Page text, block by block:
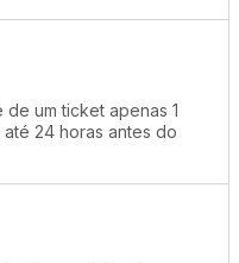
um ticket apenas 1
24 horas antes do